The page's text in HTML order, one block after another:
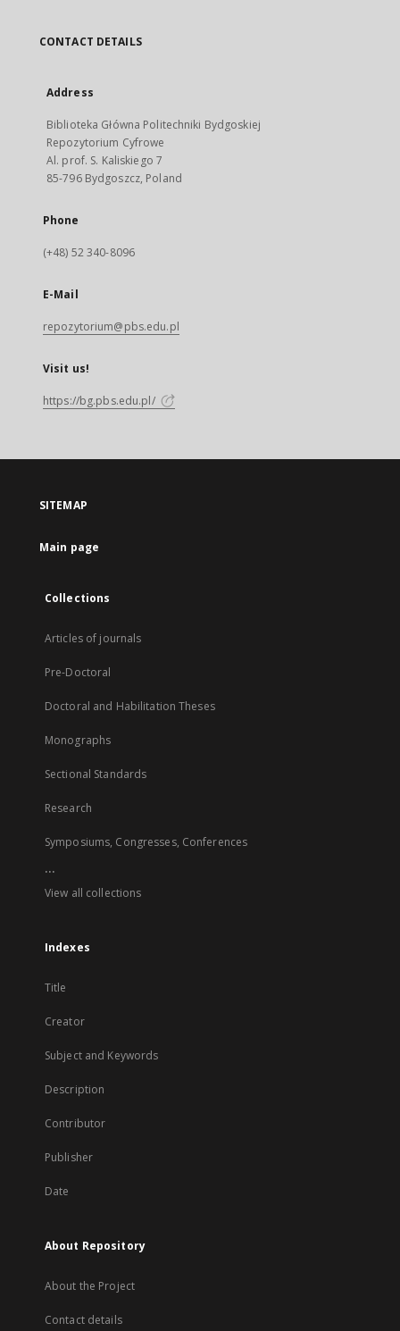
CONTACT DETAILS
Address
Biblioteka Główna Politechniki Bydgoskiej
Repozytorium Cyfrowe
Al. prof. S. Kaliskiego 7
85-796 Bydgoszcz, Poland
Phone
(+48) 52 340-8096
E-Mail
repozytorium@pbs.edu.pl
Visit us!
https://bg.pbs.edu.pl/
SITEMAP
Main page
Collections
Articles of journals
Pre-Doctoral
Doctoral and Habilitation Theses
Monographs
Sectional Standards
Research
Symposiums, Congresses, Conferences
...
View all collections
Indexes
Title
Creator
Subject and Keywords
Description
Contributor
Publisher
Date
About Repository
About the Project
Contact details